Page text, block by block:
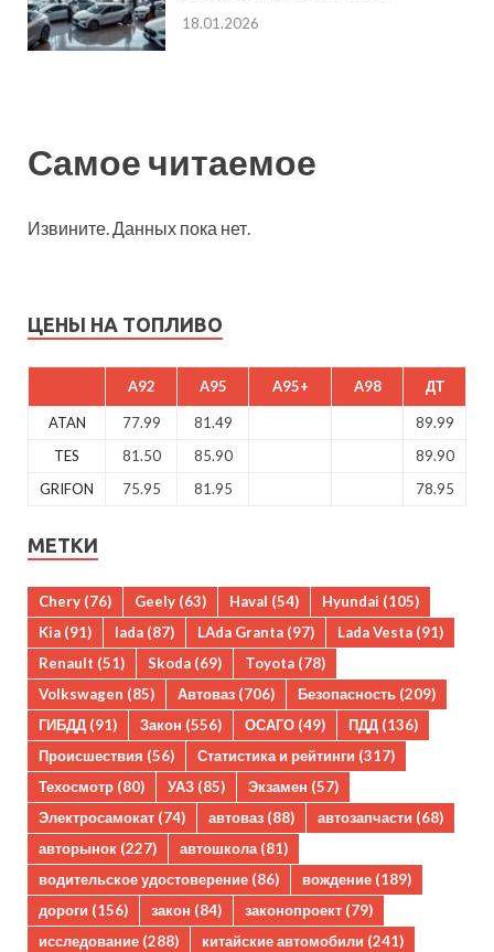
18.01.2026
Самое читаемое
Извините. Данных пока нет.
ЦЕНЫ НА ТОПЛИВО
A92 A95 A95+ A98 ДТ
ATAN 77.99 81.49
89.99
TES
81.50 85.90
89.90
GRIFON
75.95 81.95 78.95
МЕТКИ
Chery (76) Geely (63) Haval (54) Hyundai (105)
Kia (91) lada (87) LAda Granta (97) Lada Vesta (91)
Renault (51) Skoda (69) Toyota (78)
Volkswagen (85) Автоваз (706) Безопасность (209)
ГИБДД (91) Закон (556) ОСАГО (49) ПДД (136)
Происшествия (56) Статистика и рейтинги (317)
Техосмотр (80) УАЗ (85) Экзамен (57)
Электросамокат (74) автоваз (88) автозапчасти (68)
авторынок (227) автошкола(81)
водительское удостоверение (86) вождение (189)
дороги (156) закон (84) законопроект (79)
исследование (288) китайские автомобили (241)